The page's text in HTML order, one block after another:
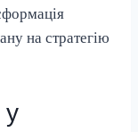
на стратегію